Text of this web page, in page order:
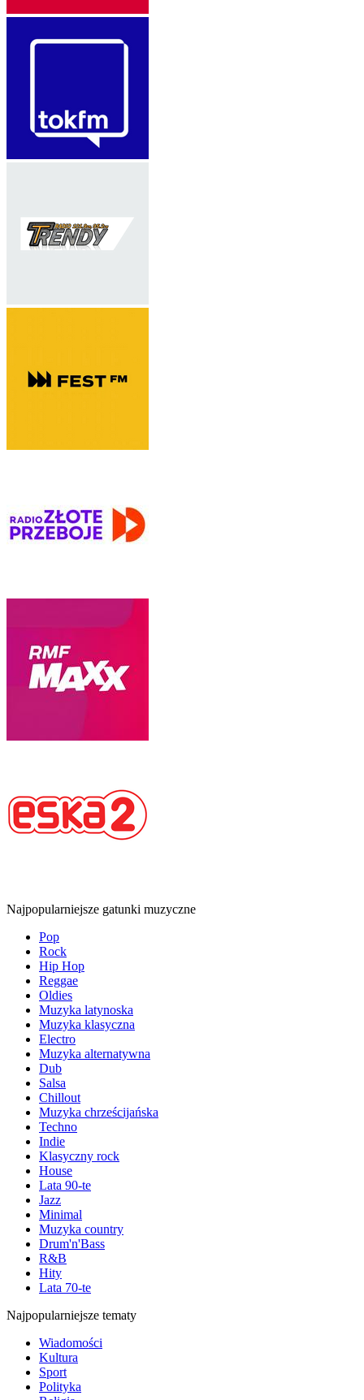
Najpopularniejsze gatunki muzyczne
Pop
Rock
Hip Hop
Reggae
Oldies
Muzyka latynoska
Muzyka klasyczna
Electro
Muzyka alternatywna
Dub
Salsa
Chillout
Muzyka chrześcijańska
Techno
Indie
Klasyczny rock
House
Lata 90-te
Jazz
Minimal
Muzyka country
Drum'n'Bass
R&B
Hity
Lata 70-te
Najpopularniejsze tematy
Wiadomości
Kultura
Sport
Polityka